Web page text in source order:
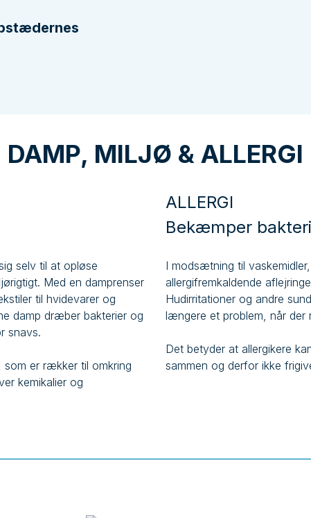
DAMP, MILJØ & ALLERGI
selv til at opløse
Med en damprenser
til hvidevarer og
damp dræber bakterier og
snavs.
som er rækker til omkring
kemikalier og
ALLERGI
Bekæmper
I modsætning til
allergifremkaldende
Hudirritationer og andre
længere et problem, når der
Det betyder at allergikere
sammen og derfor ikke